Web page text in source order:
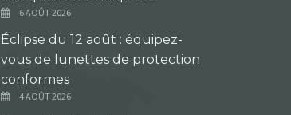
6 AOÛT 2026
Éclipse du 12 août : équipez-
vous de lunettes de protection
conformes
4 AOÛT 2026